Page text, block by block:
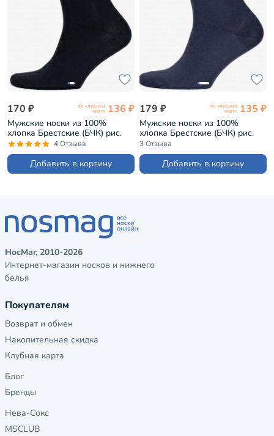
170 ₽ по клубной
карте 136 ₽
Мужские носки из 100%
хлопка Брестские (БЧК) рис.
000, ЧЕРНЫЕ (15С2225)
4 Отзыва
Добавить в корзину
179 ₽ по клубной
карте 135 ₽
Мужские носки из 100%
хлопка Брестские (БЧК) рис.
000, ТЕМНО-СЕРЫЕ (15С2225)
3 Отзыва
Добавить в корзину
НосМаг, 2010-2026
Интернет-магазин носков и нижнего
белья
Покупателям
Возврат и обмен
Накопительная скидка
Клубная карта
Блог
Бренды
Нева-Сокс
MSCLUB